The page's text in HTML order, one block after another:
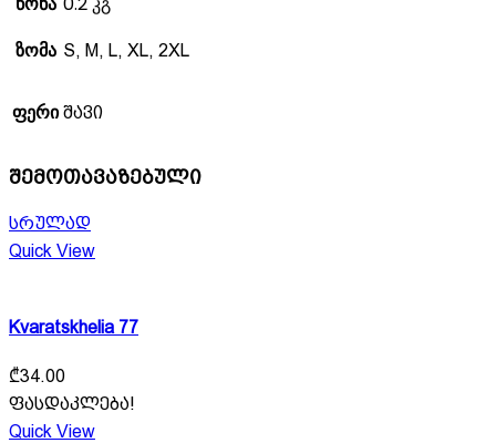
ზომა S, M, L, XL, 2XL
ფერი შავი
შემოთავაზებული
სრულად
Quick View
Kvaratskhelia 77
₾34.00
ფასდაკლება!
Quick View